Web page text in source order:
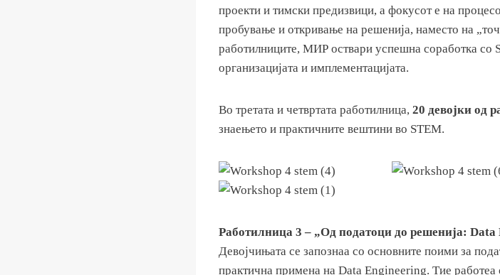
проекти и тимски предизвици, а фокусот е на
пробување и откривање на решенија, наместо на
работилниците, МИР оствари успешна соработка со
организацијата и имплементацијата.
Во третата и четвртата работилница, 20 девојки од
знаењето и практичните вештини во STEM.
Работилница 3 – „Од податоци до решенија: Data
Девојчињата се запознаа со основните поими за
практична примена на Data Engineering. Тие